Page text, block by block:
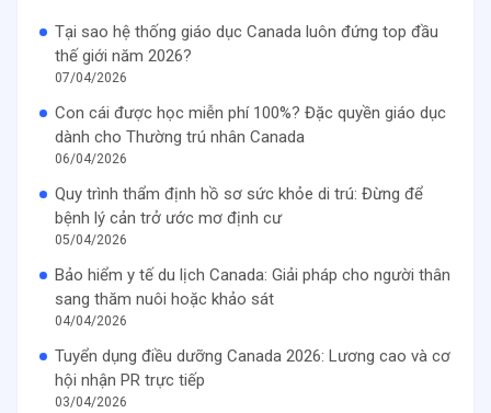
Tại sao hệ thống giáo dục Canada luôn đứng top đầu
thế giới năm 2026?
07/04/2026
Con cái được học miễn phí 100%? Đặc quyền giáo dục
dành cho Thường trú nhân Canada
06/04/2026
Quy trình thẩm định hồ sơ sức khỏe di trú: Đừng để
bệnh lý cản trở ước mơ định cư
05/04/2026
Bảo hiểm y tế du lịch Canada: Giải pháp cho người thân
sang thăm nuôi hoặc khảo sát
04/04/2026
Tuyển dụng điều dưỡng Canada 2026: Lương cao và cơ
hội nhận PR trực tiếp
03/04/2026